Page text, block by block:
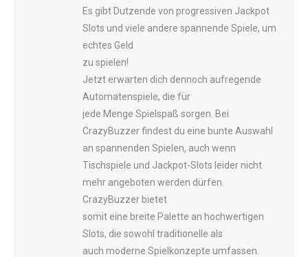
Es gibt Dutzende von progressiven Jackpot
Slots und viele andere spannende Spiele, um
echtes Geld
zu spielen!
Jetzt erwarten dich dennoch aufregende
Automatenspiele, die für
jede Menge Spielspaß sorgen. Bei
CrazyBuzzer findest du eine bunte Auswahl
an spannenden Spielen, auch wenn
Tischspiele und Jackpot-Slots leider nicht
mehr angeboten werden dürfen.
CrazyBuzzer bietet
somit eine breite Palette an hochwertigen
Slots, die sowohl traditionelle als
auch moderne Spielkonzepte umfassen.